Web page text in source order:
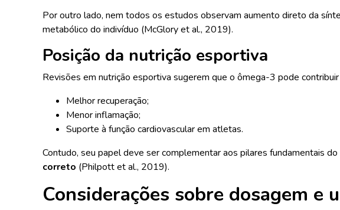
Por outro lado, nem todos os estudos observam aumento direto da
metabólico do indivíduo (McGlory et al., 2019).
Posição da nutrição esportiva
Revisões em nutrição esportiva sugerem que o ômega-3 pode contribuir
Melhor recuperação;
Menor inflamação;
Suporte à função cardiovascular em atletas.
Contudo, seu papel deve ser complementar aos pilares fundamentais
correto (Philpott et al., 2019).
Considerações sobre dosagem e